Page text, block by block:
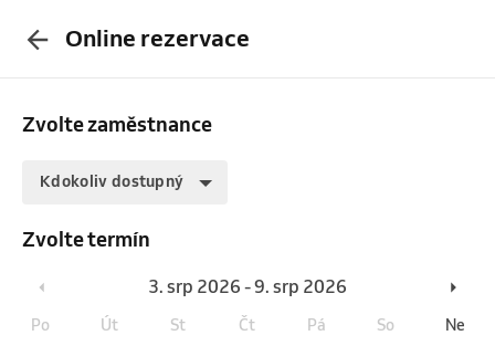
Online rezervace
Zvolte zaměstnance
Kdokoliv dostupný
Zvolte termín
3. srp 2026 - 9. srp 2026
Po Út St Čt Pá So Ne